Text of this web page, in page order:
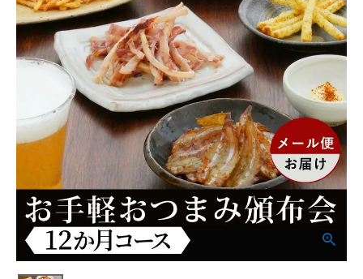
価格別
お問い合わせ
ご利用ガイド
直営店